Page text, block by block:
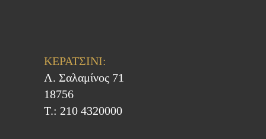
ΚΕΡΑΤΣΙΝΙ:
Λ. Σαλαμίνος 71
18756
Τ.: 210 4320000